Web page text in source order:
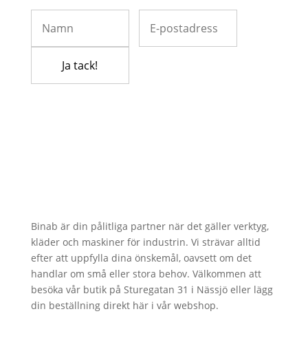
Binab är din pålitliga partner när det gäller verktyg,
kläder och maskiner för industrin. Vi strävar alltid
efter att uppfylla dina önskemål, oavsett om det
handlar om små eller stora behov. Välkommen att
besöka vår butik på Sturegatan 31 i Nässjö eller lägg
din beställning direkt här i vår webshop.